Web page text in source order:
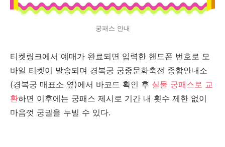
궁패스 안내
티켓링크에서 예매가 완료되면 입력한 핸드폰 번호로 모
바일 티켓이 발송되며 경복궁 궁중문화축전 종합안내소
(경복궁 매표소 옆)에서 바코드 확인 후 실물 궁패스로 교
환하면 이후에는 궁패스 제시로 기간 내 횟수 제한 없이
마음껏 궁궐을 누빌 수 있다.